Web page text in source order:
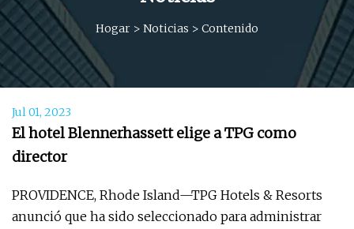
Hogar > Noticias > Contenido
Jul 01, 2023
El hotel Blennerhassett elige a TPG como
director
PROVIDENCE, Rhode Island—TPG Hotels & Resorts
anunció que ha sido seleccionado para administrar